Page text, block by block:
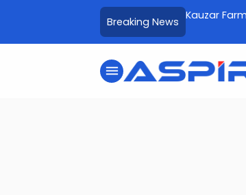
Breaking News
Kauzar Farm Kembali
Blitar
menu